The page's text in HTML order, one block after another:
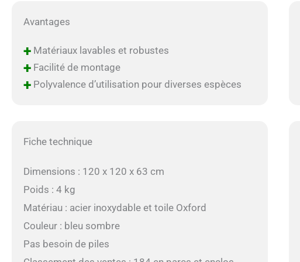
Avantages
+ Matériaux lavables et robustes
+ Facilité de montage
+ Polyvalence d’utilisation pour diverses espèces
Fiche technique
Dimensions : 120 x 120 x 63 cm
Poids : 4 kg
Matériau : acier inoxydable et toile Oxford
Couleur : bleu sombre
Pas besoin de piles